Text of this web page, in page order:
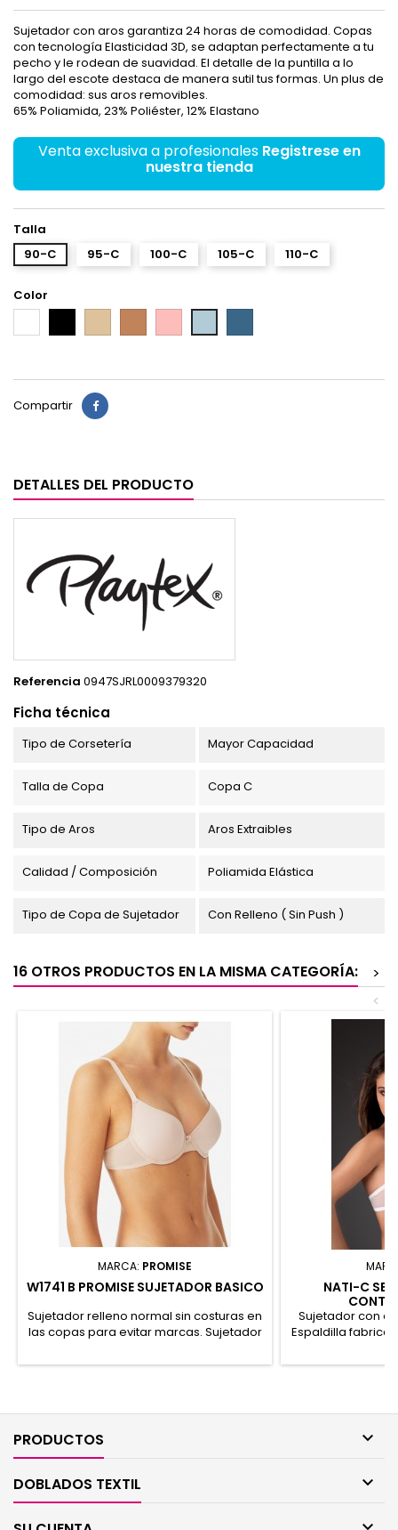
Sujetador con aros garantiza 24 horas de comodidad. Copas
con tecnología Elasticidad 3D, se adaptan perfectamente a tu
pecho y le rodean de suavidad. El detalle de la puntilla a lo
largo del escote destaca de manera sutil tus formas. Un plus de
comodidad: sus aros removibles.
65% Poliamida, 23% Poliéster, 12% Elastano
Venta exclusiva a profesionales Registrese en
nuestra tienda
Talla
90-C
95-C 100-C 105-C 110-C
Color
blue Real
Compartir
DETALLES DEL PRODUCTO
Referencia 0947SJRL0009379320
Ficha técnica
Tipo de Corsetería Mayor Capacidad
Talla de Copa Copa C
Tipo de Aros Aros Extraibles
Calidad / Composición Poliamida Elástica
Tipo de Copa de Sujetador Con Relleno ( Sin Push )
16 OTROS PRODUCTOS EN LA MISMA CATEGORÍA:
>
<
MARCA: PROMISE
W1741 B PROMISE SUJETADOR BASICO
Sujetador relleno normal sin costuras en
las copas para evitar marcas. Sujetador
92% Poliamida, 8% Elastano
NATI-C
Sujetador con
Espaldilla
Poliéster,
PRODUCTOS 
DOBLADOS TEXTIL 